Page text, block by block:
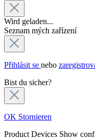
Wird geladen...
Seznam mých zařízení
Přihlásit se nebo
Bist du sicher?
OK Stornieren
Product Devices Show